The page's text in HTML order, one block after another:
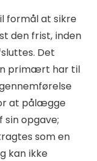
formål at sikre
den frist, inden
Det
primært har til
at pålægge
opgave;
som en
kan ikke